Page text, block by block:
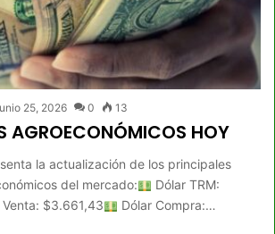
25, 2026 0 13
AGROECONÓMICOS HOY
la actualización de los principales
del mercado:
Dólar TRM:
Venta: $3.661,43 Dólar Compra:…